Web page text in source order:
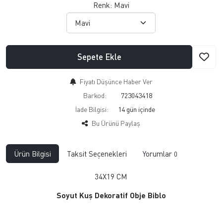
Renk: Mavi
Sepete Ekle
Fiyatı Düşünce Haber Ver
Barkod:
723043418
İade Bilgisi:
Bu Ürünü Paylaş
Ürün Bilgisi Taksit Seçenekleri Yorumlar 0
34X19 CM
Soyut Kuş Dekoratif Obje Biblo